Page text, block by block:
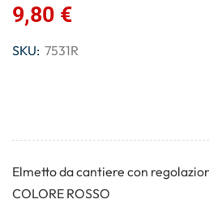
9,80 €
SKU: 7531R
Elmetto da cantiere con
COLORE ROSSO